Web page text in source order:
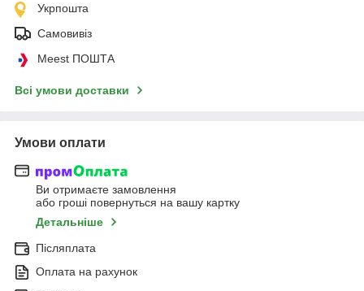
Укрпошта
Самовивіз
Meest ПОШТА
Всі умови доставки
Умови оплати
Ви отримаєте замовлення
або гроші повернуться на вашу картку
Детальніше
Післяплата
Оплата на рахунок